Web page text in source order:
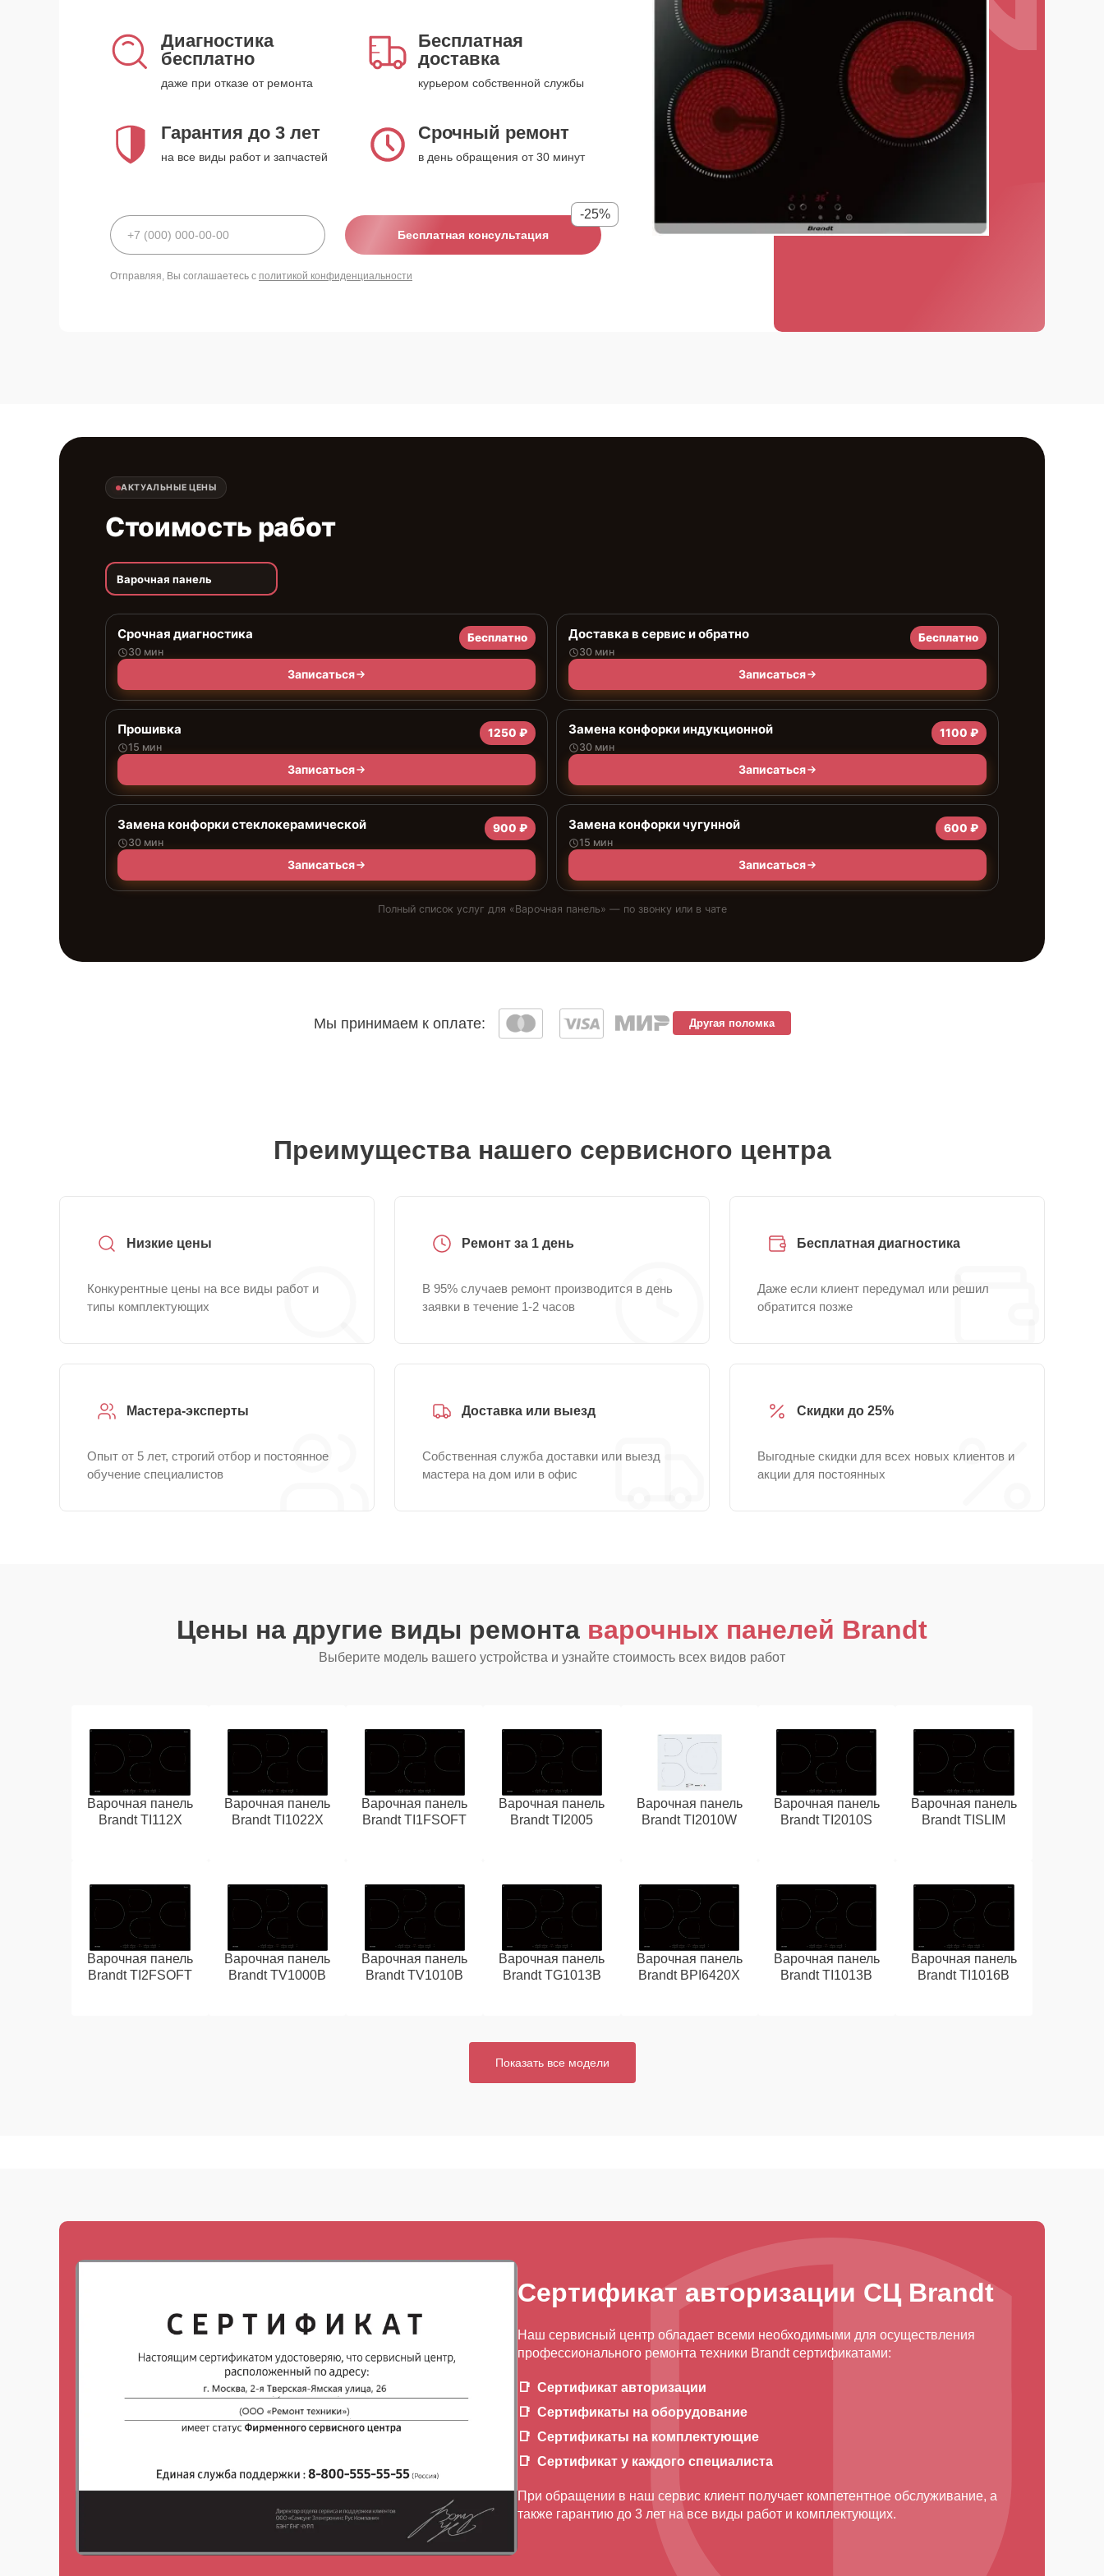
Диагностика
бесплатно
даже при отказе от ремонта
Бесплатная
доставка
курьером собственной службы
Гарантия до 3 лет
на все виды работ и запчастей
Срочный ремонт
в день обращения от 30 минут
Бесплатная консультация
-25%
Отправляя, Вы соглашаетесь с политикой конфиденциальности
АКТУАЛЬНЫЕ ЦЕНЫ
Стоимость работ
Варочная панель
Срочная диагностика
30 мин
Бесплатно
Записаться
Доставка в сервис и обратно
30 мин
Бесплатно
Записаться
Прошивка
15 мин
1250 ₽
Записаться
Замена конфорки индукционной
30 мин
1100 ₽
Записаться
Замена конфорки стеклокерамической
30 мин
900 ₽
Записаться
Замена конфорки чугунной
15 мин
600 ₽
Записаться
Полный список услуг для «Варочная панель» — по звонку или в чате
Мы принимаем к оплате: Другая поломка
Преимущества нашего сервисного центра
Низкие цены
Конкурентные цены на все виды работ и
типы комплектующих
Ремонт за 1 день
В 95% случаев ремонт производится в день
заявки в течение 1-2 часов
Бесплатная диагностика
Даже если клиент передумал или решил
обратится позже
Мастера-эксперты
Опыт от 5 лет, строгий отбор и постоянное
обучение специалистов
Доставка или выезд
Собственная служба доставки или выезд
мастера на дом или в офис
Скидки до 25%
Выгодные скидки для всех новых клиентов и
акции для постоянных
Цены на другие виды ремонта варочных панелей Brandt
Выберите модель вашего устройства и узнайте стоимость всех видов работ
Варочная панель
Brandt TI112X
Варочная панель
Brandt TI1022X
Варочная панель
Brandt TI1FSOFT
Варочная панель
Brandt TI2005
Варочная панель
Brandt TI2010W
Варочная панель
Brandt TI2010S
Варочная панель
Brandt TISLIM
Варочная панель
Brandt TI2FSOFT
Варочная панель
Brandt TV1000B
Варочная панель
Brandt TV1010B
Варочная панель
Brandt TG1013B
Варочная панель
Brandt BPI6420X
Варочная панель
Brandt TI1013B
Варочная панель
Brandt TI1016B
Показать все модели
Сертификат авторизации СЦ Brandt
Наш сервисный центр обладает всеми необходимыми для осуществления
профессионального ремонта техники Brandt сертификатами:
Сертификат авторизации
Сертификаты на оборудование
Сертификаты на комплектующие
Сертификат у каждого специалиста
При обращении в наш сервис клиент получает компетентное обслуживание, а
также гарантию до 3 лет на все виды работ и комплектующих.